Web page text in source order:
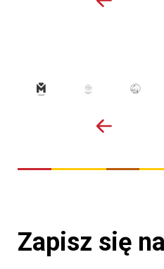
Zapisz się